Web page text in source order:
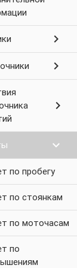
chevron_right
chevron_right
chevron_right
chevron_right
по пробегу
по стоянкам
по моточасам
по